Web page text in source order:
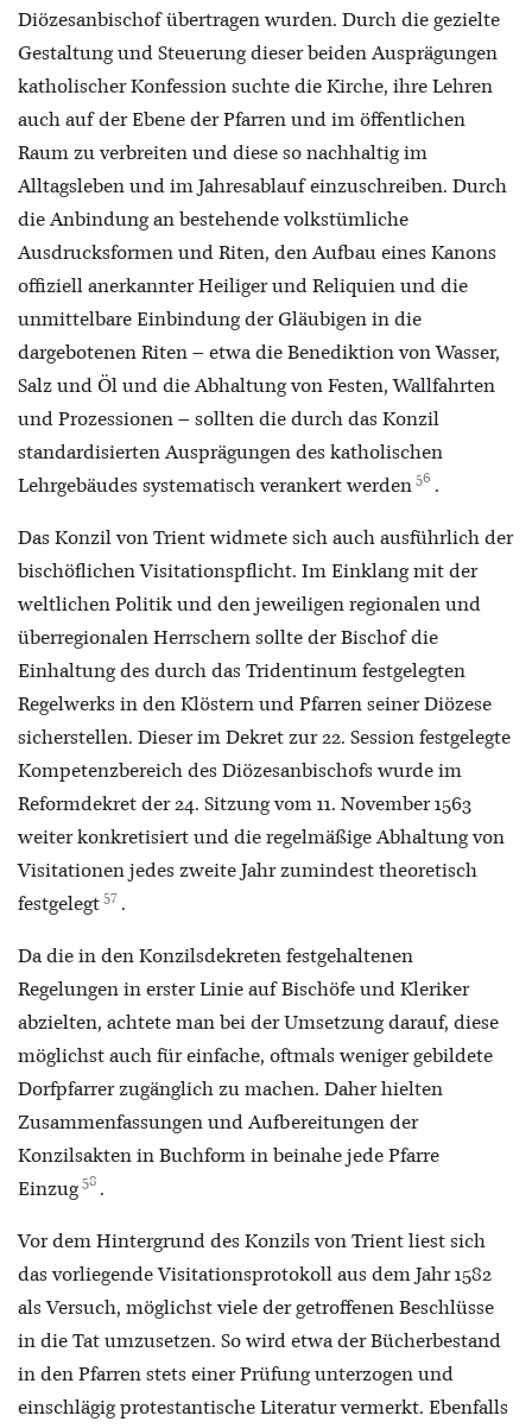
Diözesanbischof übertragen wurden. Durch die gezielte
Gestaltung und Steuerung dieser beiden Ausprägungen
katholischer Konfession suchte die Kirche, ihre Lehren
auch auf der Ebene der Pfarren und im öffentlichen
Raum zu verbreiten und diese so nachhaltig im
Alltagsleben und im Jahresablauf einzuschreiben. Durch
die Anbindung an bestehende volkstümliche
Ausdrucksformen und Riten, den Aufbau eines Kanons
offiziell anerkannter Heiliger und Reliquien und die
unmittelbare Einbindung der Gläubigen in die
dargebotenen Riten – etwa die Benediktion von Wasser,
Salz und Öl und die Abhaltung von Festen, Wallfahrten
und Prozessionen – sollten die durch das Konzil
standardisierten Ausprägungen des katholischen
Lehrgebäudes systematisch verankert werden 56 .
Das Konzil von Trient widmete sich auch ausführlich der
bischöflichen Visitationspflicht. Im Einklang mit der
weltlichen Politik und den jeweiligen regionalen und
überregionalen Herrschern sollte der Bischof die
Einhaltung des durch das Tridentinum festgelegten
Regelwerks in den Klöstern und Pfarren seiner Diözese
sicherstellen. Dieser im Dekret zur 22. Session festgelegte
Kompetenzbereich des Diözesanbischofs wurde im
Reformdekret der 24. Sitzung vom 11. November 1563
weiter konkretisiert und die regelmäßige Abhaltung von
Visitationen jedes zweite Jahr zumindest theoretisch
festgelegt 57 .
Da die in den Konzilsdekreten festgehaltenen
Regelungen in erster Linie auf Bischöfe und Kleriker
abzielten, achtete man bei der Umsetzung darauf, diese
möglichst auch für einfache, oftmals weniger gebildete
Dorfpfarrer zugänglich zu machen. Daher hielten
Zusammenfassungen und Aufbereitungen der
Konzilsakten in Buchform in beinahe jede Pfarre
Einzug 58 .
Vor dem Hintergrund des Konzils von Trient liest sich
das vorliegende Visitationsprotokoll aus dem Jahr 1582
als Versuch, möglichst viele der getroffenen Beschlüsse
in die Tat umzusetzen. So wird etwa der Bücherbestand
in den Pfarren stets einer Prüfung unterzogen und
einschlägig protestantische Literatur vermerkt. Ebenfalls